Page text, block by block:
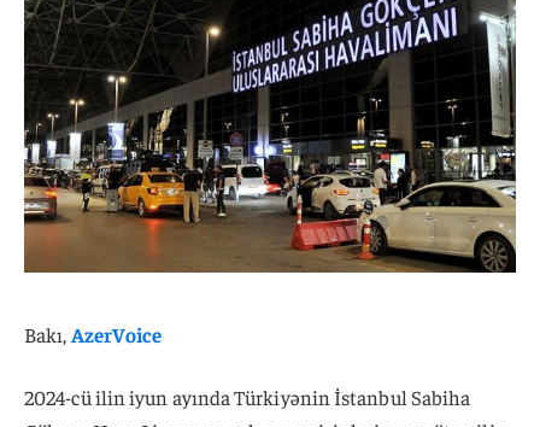
Bakı,AzerVoice
2024-cü ilin iyun ayında Türkiyənin İstanbul Sabiha